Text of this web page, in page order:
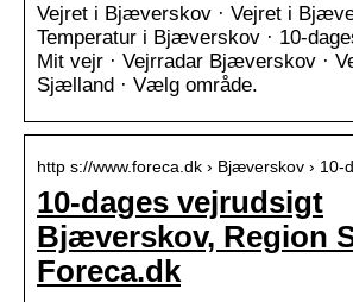
Vejret i Bjæverskov · Vejret i
Temperatur i Bjæverskov · 10-
Mit vejr · Vejrradar Bjæverskov ·
Sjælland · Vælg område.
http s://www.foreca.dk › Bjæverskov › 10-
10-dages vejrudsigt
Bjæverskov, Region
Foreca.dk